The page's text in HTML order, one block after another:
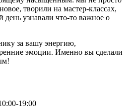
творили на мастер-классах,
день узнавали что-то важное о
за вашу энергию,
эмоции. Именно вы сделали
19:00